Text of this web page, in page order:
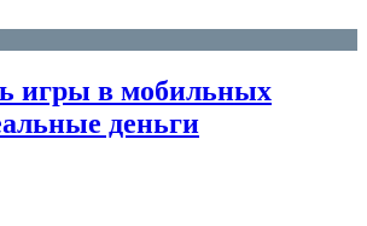
игры в мобильных
деньги